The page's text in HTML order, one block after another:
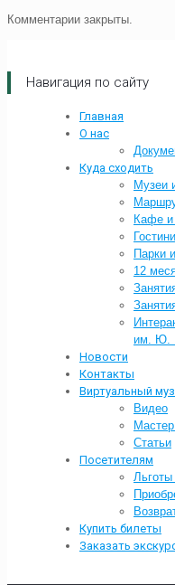
Комментарии закрыты.
Навигация по сайту
Главная
О нас
Куда сходить
Музеи
Кафе и
Парки
12
им. Ю.
Новости
Контакты
Виртуальный
Видео
Статьи
Посетителям
Купить билеты
Заказать